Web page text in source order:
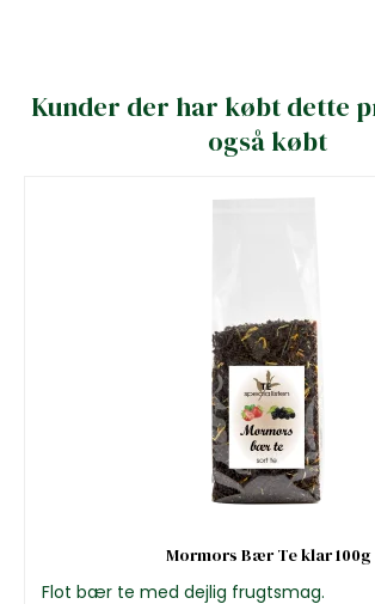
Kunder der har købt dette
også købt
Mormors Bær Te klar 100g
Flot bær te med dejlig frugtsmag.